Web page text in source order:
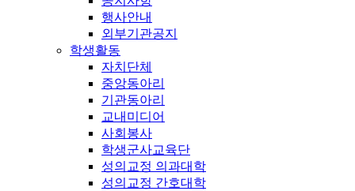
행사안내
외부기관공지
학생활동
자치단체
중앙동아리
기관동아리
교내미디어
사회봉사
학생군사교육단
성의교정 의과대학
성의교정 간호대학